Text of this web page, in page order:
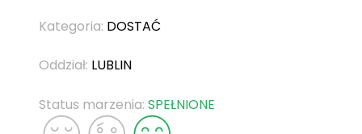
Kategoria: DOSTAĆ
Oddział: LUBLIN
Status marzenia: SPEŁNIONE